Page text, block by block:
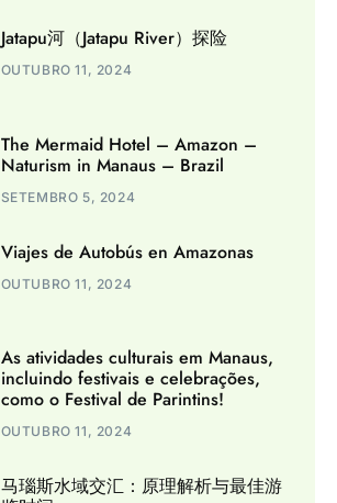
Jatapu河（Jatapu River）探险
OUTUBRO 11, 2024
The Mermaid Hotel – Amazon –
Naturism in Manaus – Brazil
SETEMBRO 5, 2024
Viajes de Autobús en Amazonas
OUTUBRO 11, 2024
As atividades culturais em Manaus,
incluindo festivais e celebrações,
como o Festival de Parintins!
OUTUBRO 11, 2024
马瑙斯水域交汇：原理解析与最佳游